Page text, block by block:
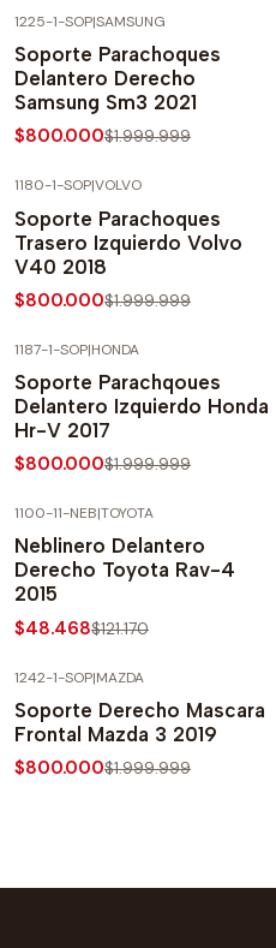
1225-1-SOP|SAMSUNG
Soporte Parachoques
Delantero Derecho
Samsung Sm3 2021
$800.000$1.999.999
1180-1-SOP|VOLVO
Soporte Parachoques
Trasero Izquierdo Volvo
V40 2018
$800.000$1.999.999
1187-1-SOP|HONDA
Soporte Parachqoues
Delantero Izquierdo Honda
Hr-V 2017
$800.000$1.999.999
1100-11-NEB|TOYOTA
Neblinero Delantero
Derecho Toyota Rav-4
2015
$48.468$121.170
1242-1-SOP|MAZDA
Soporte Derecho Mascara
Frontal Mazda 3 2019
$800.000$1.999.999